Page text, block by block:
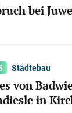
bei
Städtebau
von
in